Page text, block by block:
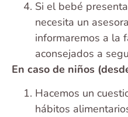
Si el bebé
necesita un
informaremos a la
aconsejados a
En caso de niños
Hacemos un
hábitos